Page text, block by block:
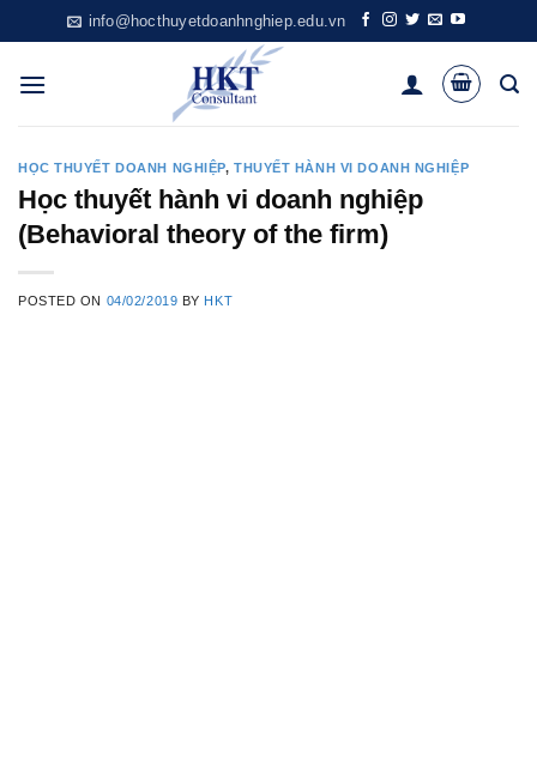
to
content
info@hocthuyetdoanhnghiep.edu.vn
HỌC THUYẾT DOANH NGHIỆP,THUYẾT HÀNH VI DOANH NGHIỆP
Học thuyết hành vi doanh nghiệp
(Behavioral theory of the firm)
POSTED ON 04/02/2019 BY HKT